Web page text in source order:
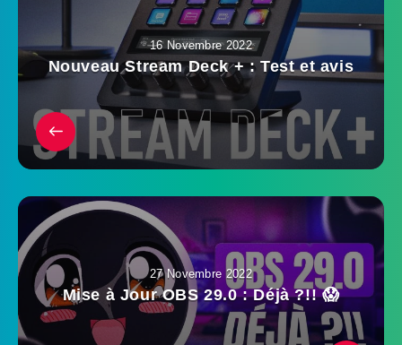
16 Novembre 2022
Nouveau Stream Deck + : Test et avis
27 Novembre 2022
Mise à Jour OBS 29.0 : Déjà ?!! 😱